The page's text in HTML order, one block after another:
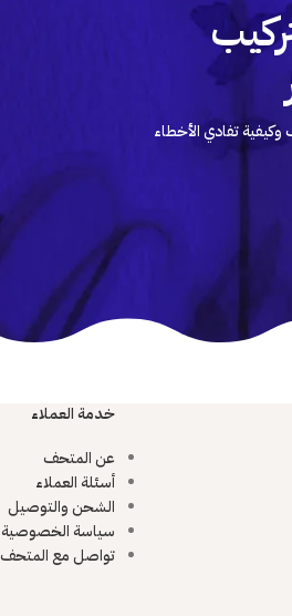
تفادي الأخطاء
خدمة العملاء
عن المتحف
أسئلة العملاء
الشحن والتوصيل
سياسة الخصوصية
تواصل مع المتحف